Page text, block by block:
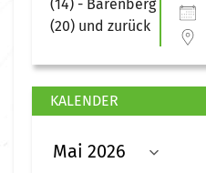
KALENDER